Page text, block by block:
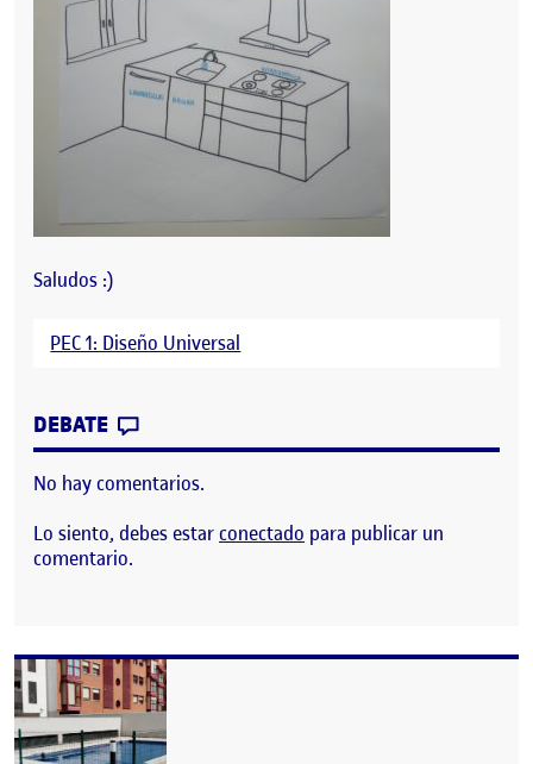
Saludos :)
PEC 1: Diseño Universal
DEBATE
No hay comentarios.
Lo siento, debes estarconectado para publicar un
comentario.